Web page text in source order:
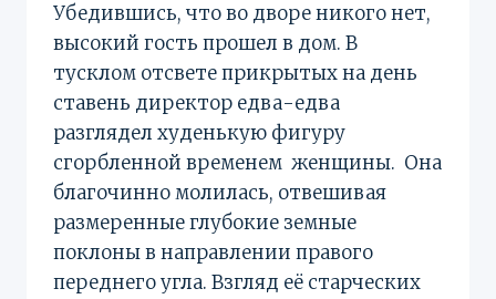
Убедившись, что во дворе никого нет,
высокий гость прошел в дом. В
тусклом отсвете прикрытых на день
ставень директор едва-едва
разглядел худенькую фигуру
сгорбленной временем женщины. Она
благочинно молилась, отвешивая
размеренные глубокие земные
поклоны в направлении правого
переднего угла. Взгляд её старческих